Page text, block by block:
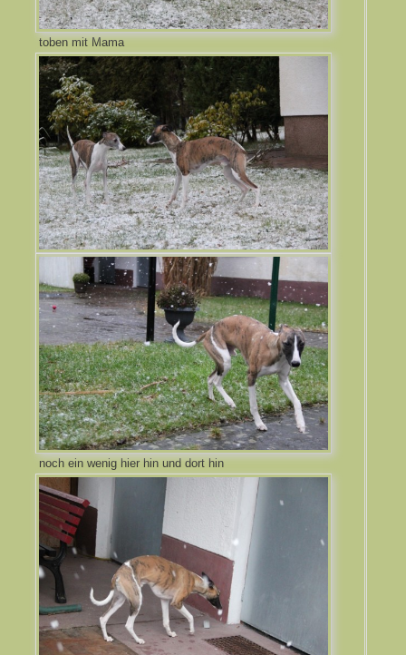
toben mit Mama
noch ein wenig hier hin und dort hin